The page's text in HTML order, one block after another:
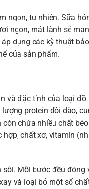
ngon, tự nhiên. Sữa
ngon, mát lành sẽ
dụng các kỹ thuật bảo
của sản phẩm.
và đặc tính của loại đồ
protein dồi dào,
chứa nhiều chất béo
hợp, chất xơ, vitamin
sôi. Mỗi bước đều đóng
và loại bỏ một số